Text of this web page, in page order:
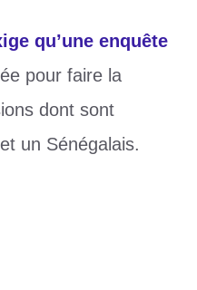
qu’une enquête
pour faire la
dont sont
un Sénégalais.